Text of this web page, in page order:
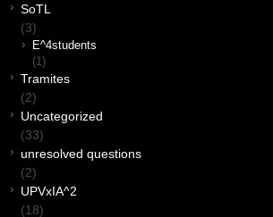
SoTL
(3)
E^4students
(1)
Tramites
(2)
Uncategorized
(33)
unresolved questions
(2)
UPVxIA^2
(18)